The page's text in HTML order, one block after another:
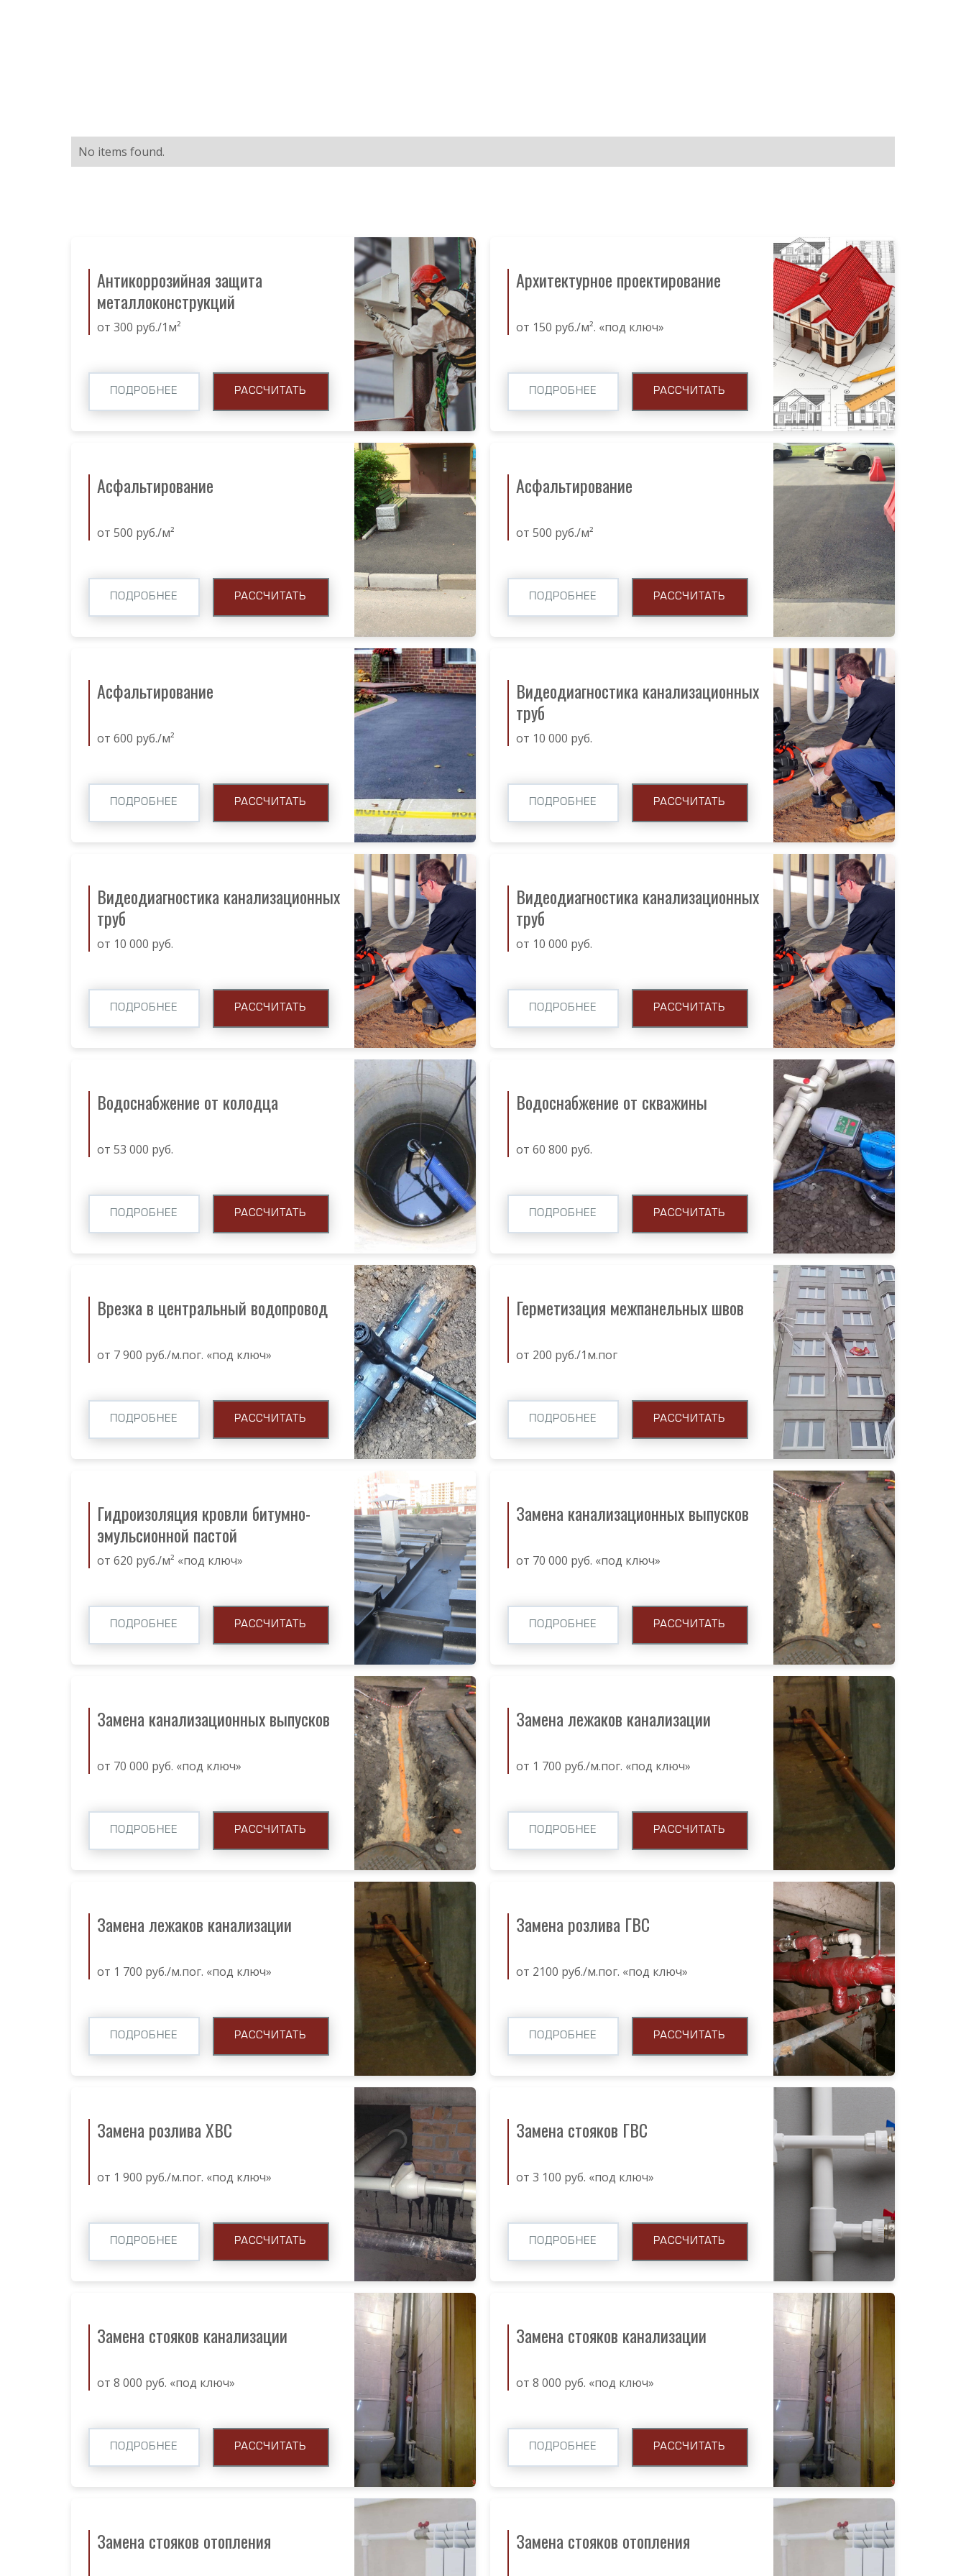
No items found.
Антикоррозийная защита
металлоконструкций
от 300 руб./1м²
ПОДРОБНЕЕ РАССЧИТАТЬ
Архитектурное проектирование
от 150 руб./м². «под ключ»
ПОДРОБНЕЕ РАССЧИТАТЬ
Асфальтирование
от 500 руб./м²
ПОДРОБНЕЕ РАССЧИТАТЬ
Асфальтирование
от 500 руб./м²
ПОДРОБНЕЕ РАССЧИТАТЬ
Асфальтирование
от 600 руб./м²
ПОДРОБНЕЕ РАССЧИТАТЬ
Видеодиагностика канализационных
труб
от 10 000 руб.
ПОДРОБНЕЕ РАССЧИТАТЬ
Видеодиагностика канализационных
труб
от 10 000 руб.
ПОДРОБНЕЕ РАССЧИТАТЬ
Видеодиагностика канализационных
труб
от 10 000 руб.
ПОДРОБНЕЕ РАССЧИТАТЬ
Водоснабжение от колодца
от 53 000 руб.
ПОДРОБНЕЕ РАССЧИТАТЬ
Водоснабжение от скважины
от 60 800 руб.
ПОДРОБНЕЕ РАССЧИТАТЬ
Врезка в центральный водопровод
от 7 900 руб./м.пог. «под ключ»
ПОДРОБНЕЕ РАССЧИТАТЬ
Герметизация межпанельных швов
от 200 руб./1м.пог
ПОДРОБНЕЕ РАССЧИТАТЬ
Гидроизоляция кровли битумно-
эмульсионной пастой
от 620 руб./м² «под ключ»
ПОДРОБНЕЕ РАССЧИТАТЬ
Замена канализационных выпусков
от 70 000 руб. «под ключ»
ПОДРОБНЕЕ РАССЧИТАТЬ
Замена канализационных выпусков
от 70 000 руб. «под ключ»
ПОДРОБНЕЕ РАССЧИТАТЬ
Замена лежаков канализации
от 1 700 руб./м.пог. «под ключ»
ПОДРОБНЕЕ РАССЧИТАТЬ
Замена лежаков канализации
от 1 700 руб./м.пог. «под ключ»
ПОДРОБНЕЕ РАССЧИТАТЬ
Замена розлива ГВС
от 2100 руб./м.пог. «под ключ»
ПОДРОБНЕЕ РАССЧИТАТЬ
Замена розлива ХВС
от 1 900 руб./м.пог. «под ключ»
ПОДРОБНЕЕ РАССЧИТАТЬ
Замена стояков ГВС
от 3 100 руб. «под ключ»
ПОДРОБНЕЕ РАССЧИТАТЬ
Замена стояков канализации
от 8 000 руб. «под ключ»
ПОДРОБНЕЕ РАССЧИТАТЬ
Замена стояков канализации
от 8 000 руб. «под ключ»
ПОДРОБНЕЕ РАССЧИТАТЬ
Замена стояков отопления Замена стояков отопления